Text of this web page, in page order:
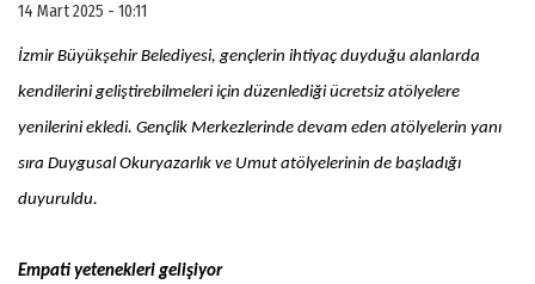
14 Mart 2025 - 10:11
İzmir Büyükşehir Belediyesi, gençlerin ihtiyaç duyduğu alanlarda
kendilerini geliştirebilmeleri için düzenlediği ücretsiz atölyelere
yenilerini ekledi. Gençlik Merkezlerinde devam eden atölyelerin yanı
sıra Duygusal Okuryazarlık ve Umut atölyelerinin de başladığı
duyuruldu.
Empati yetenekleri gelişiyor